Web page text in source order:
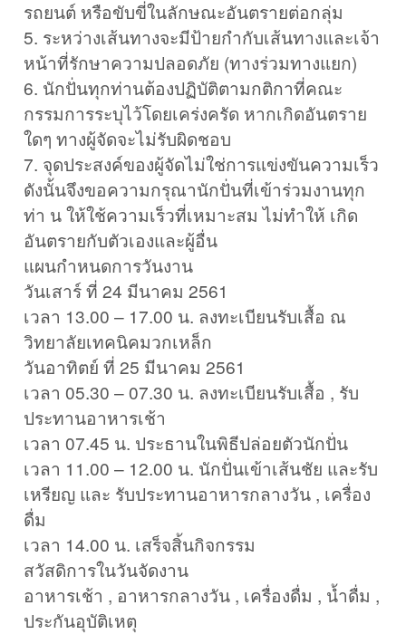
รถยนต์ หรือขับขี่ในลักษณะอันตรายต่อกลุ่ม
5. ระหว่างเส้นทางจะมีป้ายกำกับเส้นทางและเจ้า
หน้าที่รักษาความปลอดภัย (ทางร่วมทางแยก)
6. นักปั่นทุกท่านต้องปฏิบัติตามกติกาที่คณะ
กรรมการระบุไว้โดยเคร่งครัด หากเกิดอันตราย
ใดๆ ทางผู้จัดจะไม่รับผิดชอบ
7. จุดประสงค์ของผู้จัดไม่ใช่การแข่งขันความเร็ว
ดังนั้นจึงขอความกรุณานักปั่นที่เข้าร่วมงานทุก
ท่า น ให้ใช้ความเร็วที่เหมาะสม ไม่ทำให้ เกิด
อันตรายกับตัวเองและผู้อื่น
แผนกำหนดการวันงาน
วันเสาร์ ที่ 24 มีนาคม 2561
เวลา 13.00 – 17.00 น. ลงทะเบียนรับเสื้อ ณ
วิทยาลัยเทคนิคมวกเหล็ก
วันอาทิตย์ ที่ 25 มีนาคม 2561
เวลา 05.30 – 07.30 น. ลงทะเบียนรับเสื้อ , รับ
ประทานอาหารเช้า
เวลา 07.45 น. ประธานในพิธีปล่อยตัวนักปั่น
เวลา 11.00 – 12.00 น. นักปั่นเข้าเส้นชัย และรับ
เหรียญ และ รับประทานอาหารกลางวัน , เครื่อง
ดื่ม
เวลา 14.00 น. เสร็จสิ้นกิจกรรม
สวัสดิการในวันจัดงาน
อาหารเช้า , อาหารกลางวัน , เครื่องดื่ม , น้ำดื่ม ,
ประกันอุบัติเหตุ